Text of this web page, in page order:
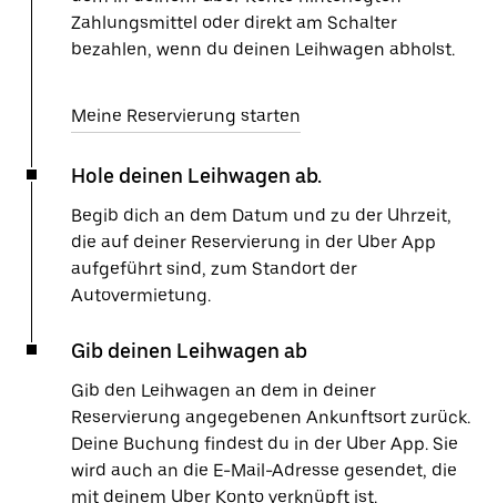
Zahlungsmittel oder direkt am Schalter
bezahlen, wenn du deinen Leihwagen abholst.
Meine Reservierung starten
Hole deinen Leihwagen ab.
Begib dich an dem Datum und zu der Uhrzeit,
die auf deiner Reservierung in der Uber App
aufgeführt sind, zum Standort der
Autovermietung.
Gib deinen Leihwagen ab
Gib den Leihwagen an dem in deiner
Reservierung angegebenen Ankunftsort zurück.
Deine Buchung findest du in der Uber App. Sie
wird auch an die E-Mail-Adresse gesendet, die
mit deinem Uber Konto verknüpft ist.